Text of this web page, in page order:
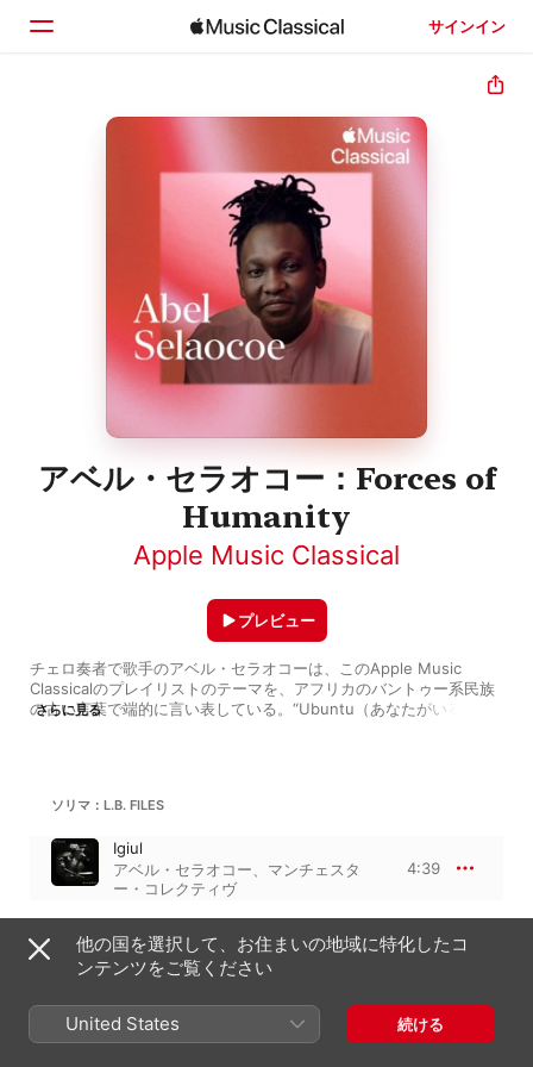
サインイン
ホーム
アベル・セラオコー：Forces of
Humanity
Apple Music Classical
チェロ奏者で歌手のアベル・セラオコーは、このApple Music
Classicalのプレイリストのテーマを、アフリカのバントゥー系民族
の古い言葉で端的に言い表している。“Ubuntu（あなたがいるから
クトしたのは、伝統や先祖から受け継いできた知恵を、現代の生活
インスピレーションが発揮された曲です」
収録曲は非常に多彩だ。そして、マラン・マレーの楽曲をソロで奏
サウンドにしても、セラオコーと同じチェロ奏者であるヨーヨー・
マと仲間たちによるピアソラ作品の、荒々しくスパイスの効いたパ
フォーマンスにしても、すべての曲から、作曲家と演奏家の心から
なエネルギーを持つ曲を紹介する。いわく「楽器間の詩的な会話の
典型」であるラヴェルの『弦楽四重奏曲 ヘ長調』だ。「チェロのシ
さらに見る
プレビュー
ソリマ：L.B. FILES
Igiul
アベル・セラオコー、 マンチェスタ
ー・コレクティヴ
4:39
E. T. GUÈBROU
エマフォイ・ツェゲ・マリアム・ゲ
ブル
7:07
他の国を選択して、お住まいの地域に特化したコ
ンテンツをご覧ください
United States 続ける